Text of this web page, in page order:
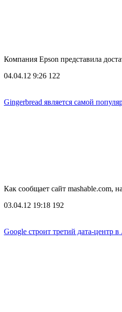
Компания Epson представила
04.04.12 9:26 122
Gingerbread является самой
Как сообщает сайт mashable.com,
03.04.12 19:18 192
Google строит третий дата-центр